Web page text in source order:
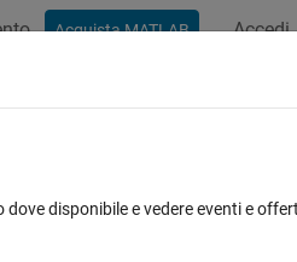
Acquista MATLAB Accedi
disponibile e vedere eventi e